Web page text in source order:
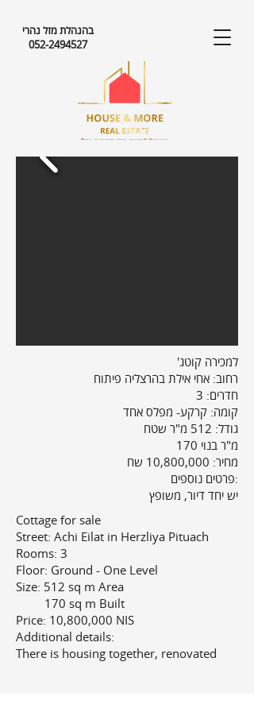
בהנהלת מזל נהרי
052-2494527
'למכירה קוטג
רחוב: אחי אילת בהרצליה פיתוח
חדרים: 3
קומה: קרקע- מפלס אחד
גודל: 512 מ"ר שטח
170 מ"ר בנוי
מחיר: 10,800,000 שח
פרטים נוספים:
יש יחד דיור, משופץ
Cottage for sale
Street: Achi Eilat in Herzliya Pituach
Rooms: 3
Floor: Ground - One Level
Size: 512 sq m Area
170 sq m Built
Price: 10,800,000 NIS
Additional details:
There is housing together, renovated